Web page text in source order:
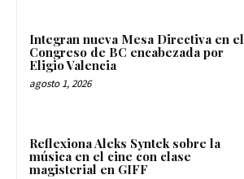
Integran nueva Mesa Directiva en el
Congreso de BC encabezada por
Eligio Valencia
agosto 1, 2026
Reflexiona Aleks Syntek sobre la
música en el cine con clase
magisterial en GIFF